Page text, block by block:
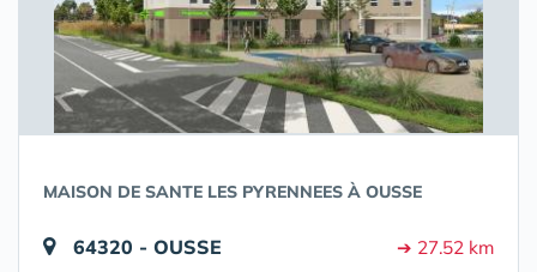
MAISON DE SANTE LES PYRENNEES À OUSSE
64320 - OUSSE ➔ 27.52 km